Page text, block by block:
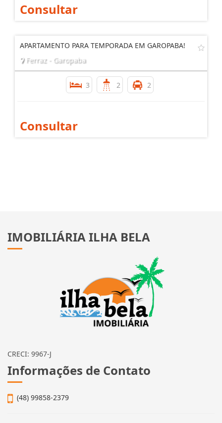
Consultar
APARTAMENTO PARA TEMPORADA EM GAROPABA!
Ferraz - Garopaba
3 2 2
Consultar
IMOBILIÁRIA ILHA BELA
CRECI: 9967-J
Informações de Contato
(48) 99858-2379